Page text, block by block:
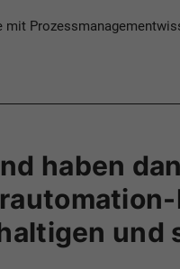
haben
und